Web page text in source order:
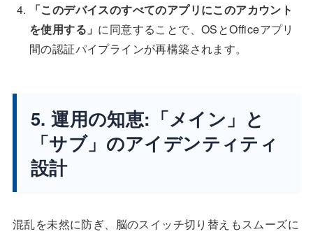
「このデバイスのすべてのアプリにこのアカウント
を使用する」 に同意することで、OSとOfficeアプリ
間の認証パイプラインが再構築されます。
5. 運用の知恵:「メイン」と
「サブ」のアイデンティティ
設計
混乱を未然に防ぎ、脳のスイッチ切り替えもスムーズに